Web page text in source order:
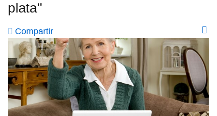
plata"
Compartir